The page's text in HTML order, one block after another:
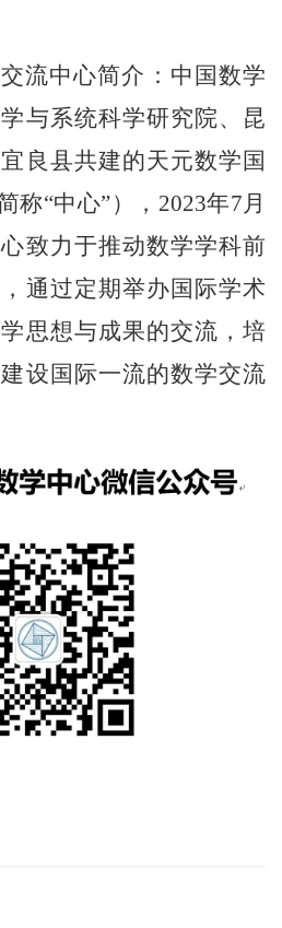
流中心简介：中国数学
与系统科学研究院、昆
良县共建的天元数学国
称“中心”），2023年7月
致力于推动数学学科前
通过定期举办国际学术
思想与成果的交流，培
设国际一流的数学交流